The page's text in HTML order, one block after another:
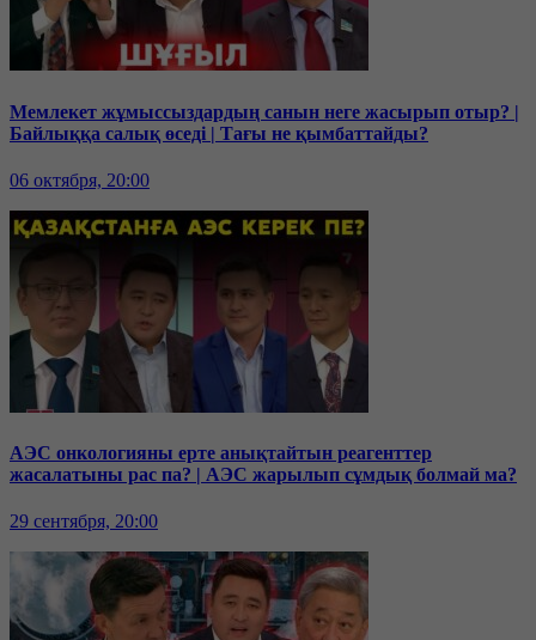
Мемлекет жұмыссыздардың санын неге жасырып отыр? |
Байлыққа салық өседі | Тағы не қымбаттайды?
06 октября, 20:00
АЭС онкологияны ерте анықтайтын реагенттер
жасалатыны рас па? | АЭС жарылып сұмдық болмай ма?
29 сентября, 20:00